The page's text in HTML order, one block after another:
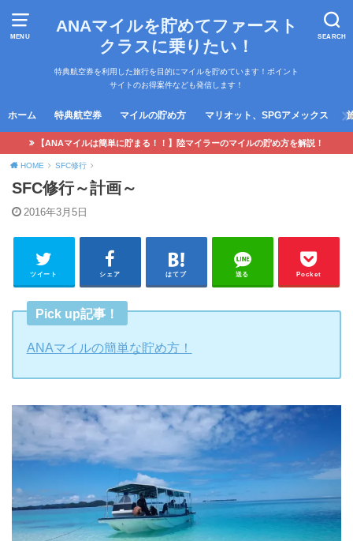
MENU SEARCH
ANAマイルを貯めてファースト
クラスに乗りたい！
特典航空券を利用した旅行を目的にマイルを貯めています！ポイント
サイトのお得案件なども発信します！
ホーム 特典航空券 マイルの貯め方 マリオット、SPGアメックス
【ANAマイルは簡単に貯まる！！】陸マイラーのマイルの貯め方を解説！
HOME SFC修行
SFC修行～計画～
2016年3月5日
ツイート シェア はてブ 送る Pocket
Pick up記事！
ANAマイルの簡単な貯め方！